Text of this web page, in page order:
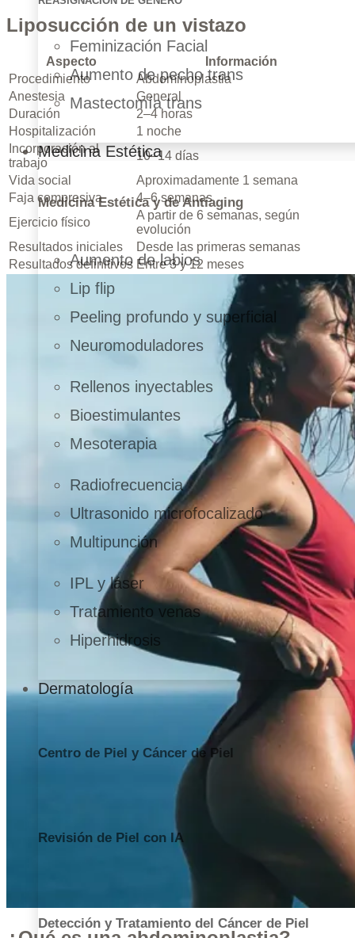
Feminización Facial
Aumento de pecho trans
Mastectomía trans
Medicina Estética
Medicina Estética y de Antiaging
Aumento de labios
Lip flip
Peeling profundo y superficial
Neuromoduladores
Rellenos inyectables
Bioestimulantes
Mesoterapia
Radiofrecuencia
Ultrasonido microfocalizado
Multipunción
IPL y láser
Tratamiento venas
Hiperhidrosis
Dermatología
Centro de Piel y Cáncer de Piel
Revisión de Piel con IA
Detección y Tratamiento del Cáncer de Piel
Liposucción de un vistazo
Aspecto
Información
Procedimiento
Abdominoplastia
Anestesia
General
Duración
2–4 horas
Hospitalización
1 noche
Incorporación al
trabajo
10–14 días
Vida social
Aproximadamente 1 semana
Faja compresiva
4–6 semanas
Ejercicio físico
A partir de 6 semanas, según
evolución
Resultados iniciales
Desde las primeras semanas
Resultados definitivos Entre 3 y 12 meses